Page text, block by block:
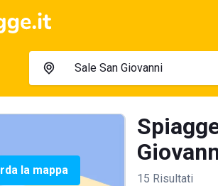
la mappa
15 Risultati